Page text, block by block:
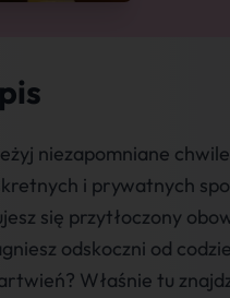
niezapomniane
i prywatnych
się przytłoczony
odskoczni od
Właśnie tu